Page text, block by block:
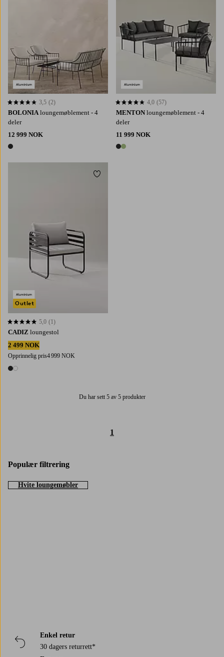
BOLONIA loungemøblement - 4
deler
12 999 NOK
1 farge
3,5 basert på 2 karaktergivninger
3,5 (2)
MENTON loungemøblement - 4
deler
11 999 NOK
2 farger
4,0 basert på 57 karaktergivninger
4,0 (57)
CADIZ loungestol
2 499 NOK
Opprinnelig pris4 999 NOK
2 farger
5,0 basert på 1 karaktergivninger
5,0 (1)
Outlet
Legg til favoritter
Du har sett 5 av 5 produkter
1
Populær filtrering
Hvite loungemøbler
Enkel retur
30 dagers returrett*